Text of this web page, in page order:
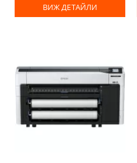
ВИЖ ДЕТАЙЛИ